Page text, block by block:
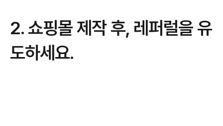
2. 쇼핑몰 제작 후, 레퍼럴을 유
도하세요.